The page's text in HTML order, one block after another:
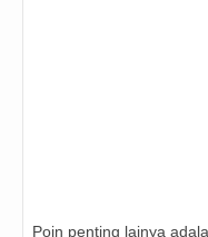
Poin penting lainya